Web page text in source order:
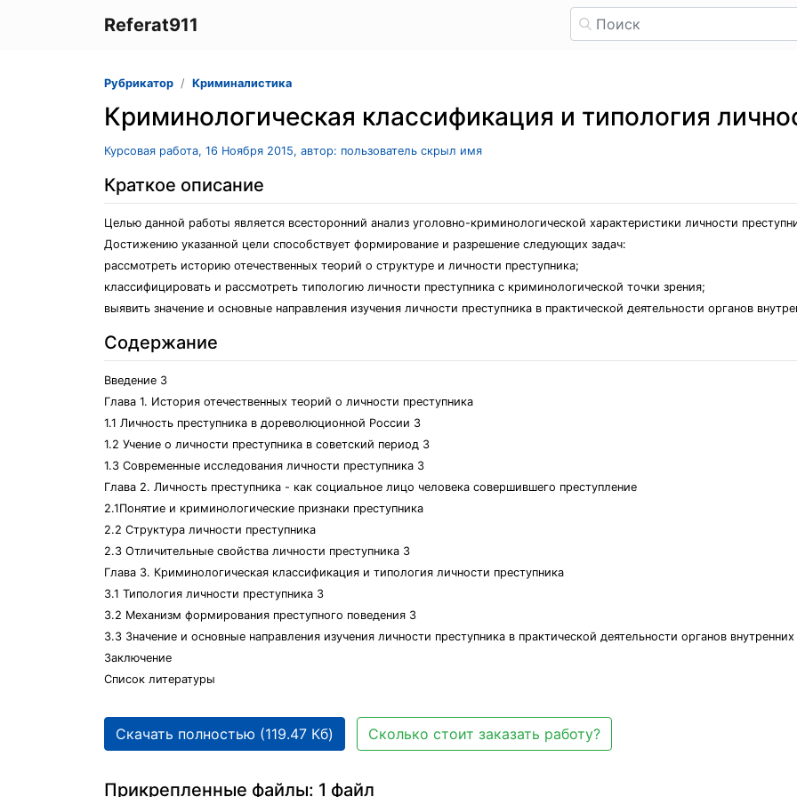
Referat911
Рубрикатор Криминалистика
Криминологическая классификация и типология
Курсовая работа, 16 Ноября 2015, автор: пользователь скрыл имя
Краткое описание
Целью данной работы является всесторонний анализ уголовно-криминологической характеристики личности
Достижению указанной цели способствует формирование и разрешение следующих задач:
рассмотреть историю отечественных теорий о структуре и личности преступника;
классифицировать и рассмотреть типологию личности преступника с криминологической точки зрения;
выявить значение и основные направления изучения личности преступника в практической деятельности органов
Содержание
Введение 3
Глава 1. История отечественных теорий о личности преступника
1.1 Личность преступника в дореволюционной России 3
1.2 Учение о личности преступника в советский период 3
1.3 Современные исследования личности преступника 3
Глава 2. Личность преступника - как социальное лицо человека совершившего преступление
2.1Понятие и криминологические признаки преступника
2.2 Структура личности преступника
2.3 Отличительные свойства личности преступника 3
Глава 3. Криминологическая классификация и типология личности преступника
3.1 Типология личности преступника 3
3.2 Механизм формирования преступного поведения 3
3.3 Значение и основные направления изучения личности преступника в практической деятельности органов
Заключение
Список литературы
Скачать полностью (119.47 Кб) Сколько стоит заказать работу?
Прикрепленные файлы: 1 файл